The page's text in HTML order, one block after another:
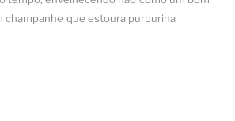
champanhe que estoura purpurina